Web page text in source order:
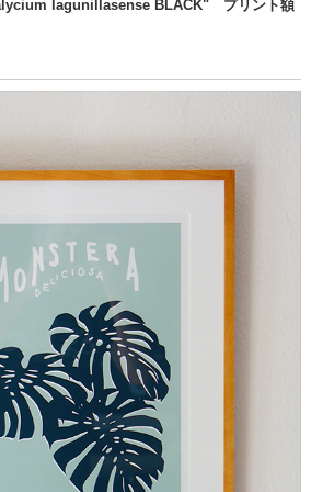
lagunillasense BLACK" プリント額